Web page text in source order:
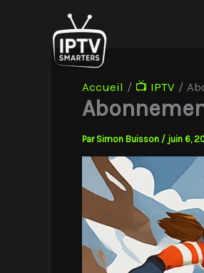
Accueil 📺 IPTV
Par Simon Buisson / juin 6,